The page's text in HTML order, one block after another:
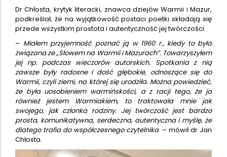
Dr Chłosta, krytyk literacki, znawca dziejów Warmii i Mazur,
podkreślał, że na wyjątkowość postaci poetki składają się
przede wszystkim prostota i autentyczność jej twórczości.
– Miałem przyjemność poznać ją w 1960 r., kiedy to była
związana ze„Słowem na Warmii i Mazurach”. Towarzyszyłem
jej np. podczas wieczorów autorskich. Spotkania z nią
zawsze były radosne i dość głębokie, odnoszące się do
Warmii, czyli ziemi, na której się urodziła. Można powiedzieć,
że była uosobieniem warmińskości, a z racji tego, że ja
również jestem Warmiakiem, to traktowała mnie jak
swojego, jak członka rodziny. Jej twórczość jest bardzo
prosta, komunikatywna, serdeczna, autentyczna i myślę, że
dlatego trafia do współczesnego czytelnika– mówił dr Jan
Chłosta.